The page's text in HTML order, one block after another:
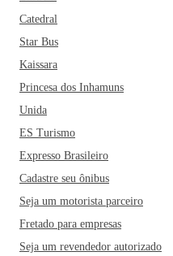
Catedral
Star Bus
Kaissara
Princesa dos Inhamuns
Unida
ES Turismo
Expresso Brasileiro
Cadastre seu ônibus
Seja um motorista parceiro
Fretado para empresas
Seja um revendedor autorizado